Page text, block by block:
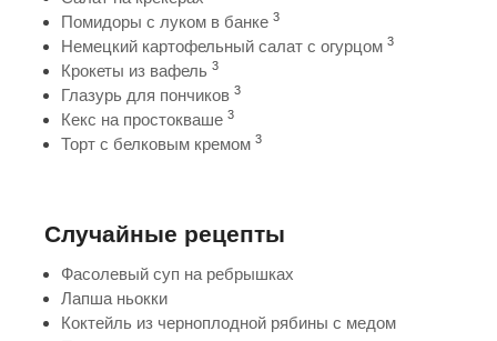
Помидоры с луком в банке 3
Немецкий картофельный салат с огурцом 3
Крокеты из вафель 3
Глазурь для пончиков 3
Кекс на простокваше 3
Торт с белковым кремом 3
Случайные рецепты
Фасолевый суп на ребрышках
Лапша ньокки
Коктейль из черноплодной рябины с медом